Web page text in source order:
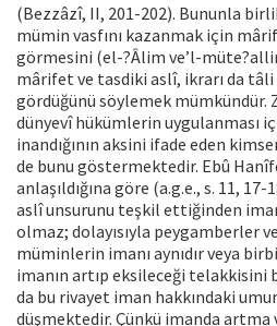
(Bezzâzî, II, 201-202). Bununla
mümin vasfını kazanmak için
görmesini (el-?Âlim ve’l-
mârifet ve tasdiki aslî, ikrarı da
gördüğünü söylemek mümkündür.
dünyevî hükümlerin uygulanması
inandığının aksini ifade eden
de bunu göstermektedir. Ebû
anlaşıldığına göre (a.g.e., s. 11,
aslî unsurunu teşkil ettiğinden
olmaz; dolayısıyla peygamberler
müminlerin imanı aynıdır veya
imanın artıp eksileceği
da bu rivayet iman hakkındaki
düşmektedir. Çünkü imanda